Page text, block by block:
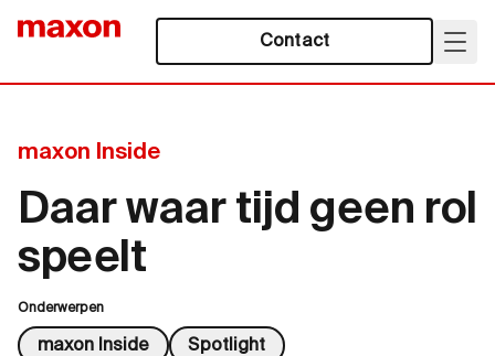
Contact
maxon Inside
Daar waar tijd geen rol
speelt
Onderwerpen
maxon Inside Spotlight